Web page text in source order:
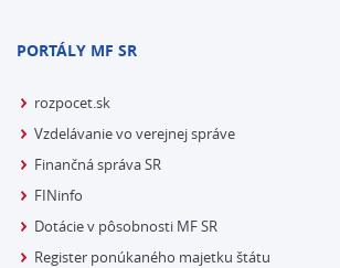
PORTÁLY MF SR
rozpocet.sk
Vzdelávanie vo verejnej správe
Finančná správa SR
FINinfo
Dotácie v pôsobnosti MF SR
Register ponúkaného majetku štátu